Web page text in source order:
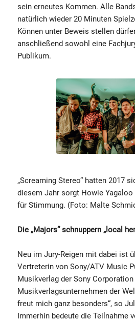
sein erneutes Kommen. Alle
natürlich wieder 20 Minuten
Können unter Beweis stellen
anschließend sowohl eine
Publikum.
„Screaming Stereo“ hatten 2017
diesem Jahr sorgt Howie Yagaloo
für Stimmung. (Foto: Malte
Die „Majors“ schnuppern „local
Neu im Jury-Reigen mit dabei ist
Vertreterin von Sony/ATV Music
Musikverlag der Sony
Musikverlagsunternehmen der
freut mich ganz besonders“, so
Immerhin bedeute die Teilnahme